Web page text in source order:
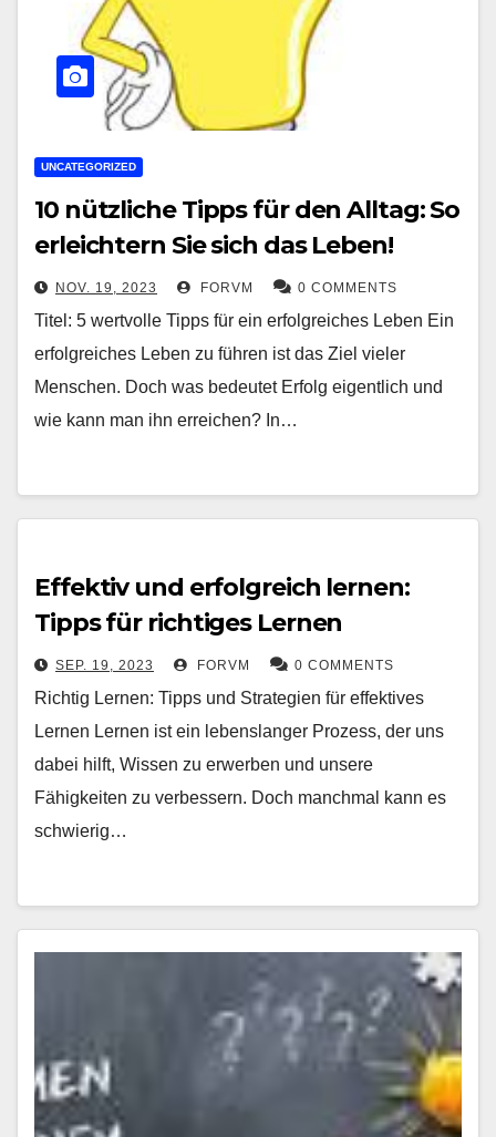
UNCATEGORIZED
10 nützliche Tipps für den Alltag: So
erleichtern Sie sich das Leben!
NOV. 19, 2023 FORVM 0 COMMENTS
Titel: 5 wertvolle Tipps für ein erfolgreiches Leben Ein
erfolgreiches Leben zu führen ist das Ziel vieler
Menschen. Doch was bedeutet Erfolg eigentlich und
wie kann man ihn erreichen? In…
Effektiv und erfolgreich lernen:
Tipps für richtiges Lernen
SEP. 19, 2023 FORVM 0 COMMENTS
Richtig Lernen: Tipps und Strategien für effektives
Lernen Lernen ist ein lebenslanger Prozess, der uns
dabei hilft, Wissen zu erwerben und unsere
Fähigkeiten zu verbessern. Doch manchmal kann es
schwierig…